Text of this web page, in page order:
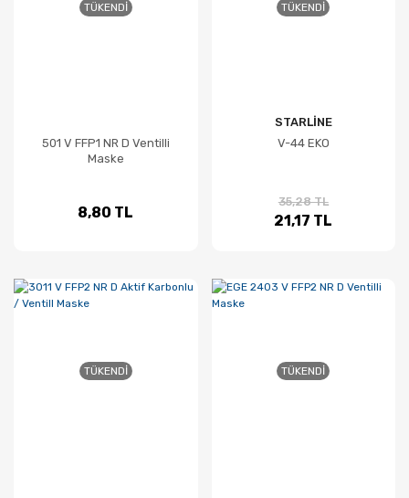
TÜKENDI
501 V FFP1 NR D Ventilli
Maske
8,80 TL
TÜKENDI
STARLİNE
V-44 EKO
35,28 TL
21,17 TL
TÜKENDI TÜKENDI